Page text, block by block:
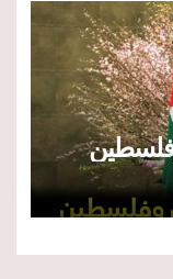
وفلسطين